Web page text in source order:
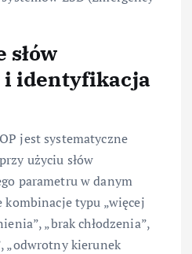
słów
identyfikacja
jest systematyczne
użyciu słów
parametru w danym
kombinacje typu „więcej
„brak chłodzenia”,
„odwrotny kierunek